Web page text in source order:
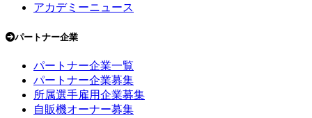
アカデミーニュース
パートナー企業
パートナー企業一覧
パートナー企業募集
所属選手雇用企業募集
自販機オーナー募集